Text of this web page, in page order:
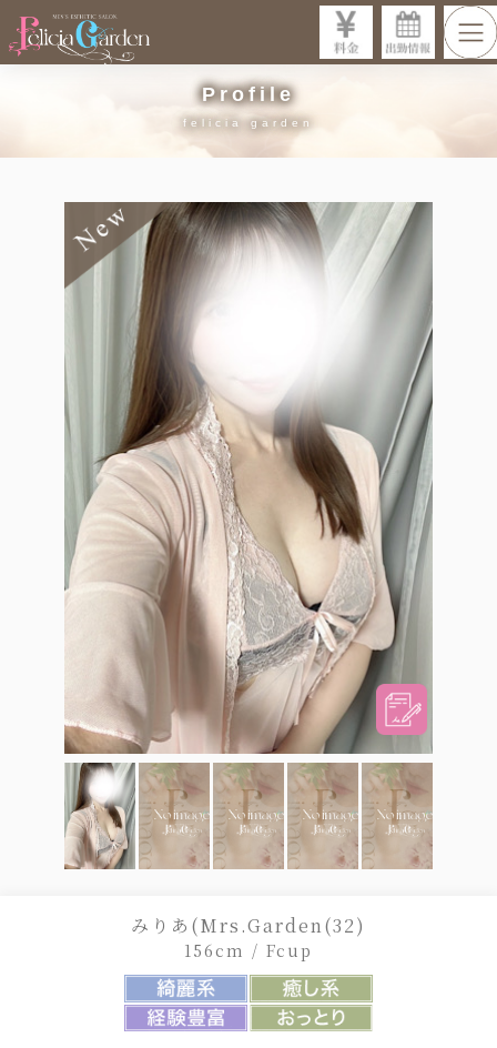
Profile
みりあ(Mrs.Garden(32)
156cm / Fcup